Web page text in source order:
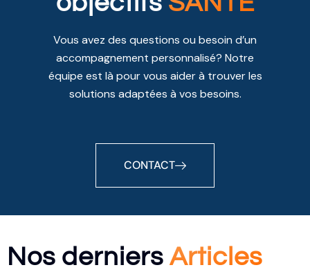
Vous avez des questions ou besoin d’un
accompagnement personnalisé? Notre
équipe est là pour vous aider à trouver les
solutions adaptées à vos besoins.
CONTACT
Nos derniers Articles